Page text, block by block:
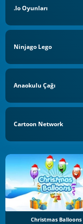
.io Oyunları
Ninjago Lego
Anaokulu Çağı
Cartoon Network
Christmas Balloons